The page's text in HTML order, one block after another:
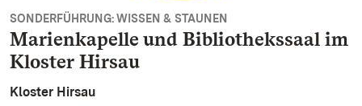
SONDERFÜHRUNG: WISSEN & STAUNEN
Marienkapelle und Bibliothekssaal im
Kloster Hirsau
Kloster Hirsau